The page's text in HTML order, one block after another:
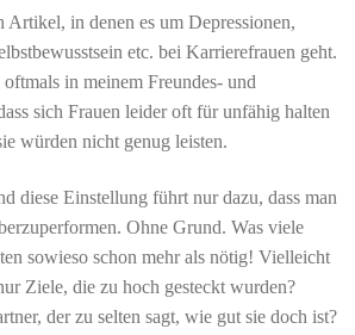
Artikel, in denen es um Depressionen,
etc. bei Karrierefrauen geht.
in meinem Freundes- und
sich Frauen leider oft für unfähig halten
würden nicht genug leisten.
diese Einstellung führt nur dazu, dass man
Ohne Grund. Was viele
sowieso schon mehr als nötig! Vielleicht
Ziele, die zu hoch gesteckt wurden?
der zu selten sagt, wie gut sie doch ist?